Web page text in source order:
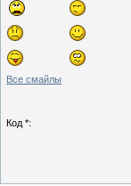
Все смайлы
Код *: